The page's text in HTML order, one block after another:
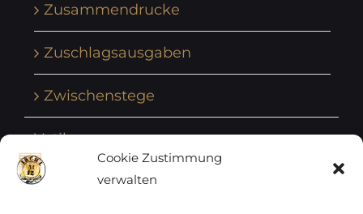
Cookie Zustimmung
verwalten
Zusammendrucke
Zuschlagsausgaben
Zwischenstege
Vatikan
Vereinte Nationen